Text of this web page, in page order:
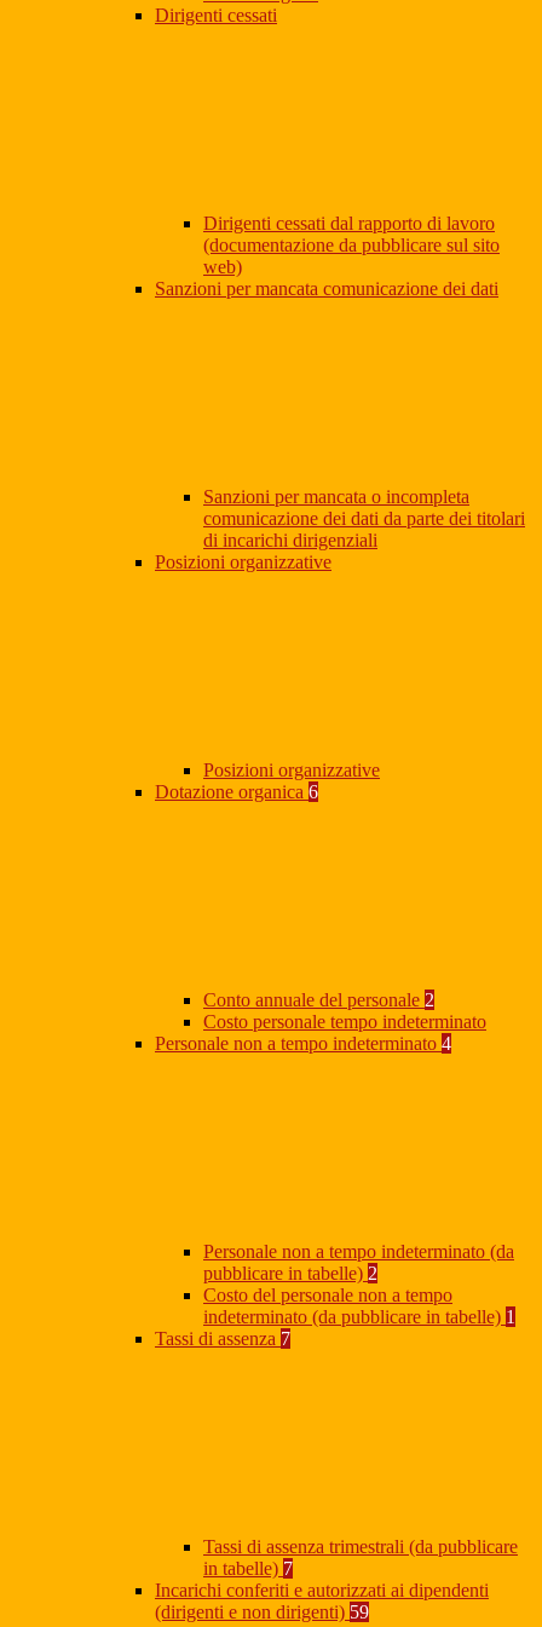
Dirigenti cessati
Dirigenti cessati dal rapporto di lavoro
(documentazione da pubblicare sul sito
web)
Sanzioni per mancata comunicazione dei dati
Sanzioni per mancata o incompleta
comunicazione dei dati da parte dei titolari
di incarichi dirigenziali
Posizioni organizzative
Posizioni organizzative
Dotazione organica 6
Conto annuale del personale 2
Costo personale tempo indeterminato
Personale non a tempo indeterminato 4
Personale non a tempo indeterminato (da
pubblicare in tabelle) 2
Costo del personale non a tempo
indeterminato (da pubblicare in tabelle) 1
Tassi di assenza 7
Tassi di assenza trimestrali (da pubblicare
in tabelle) 7
Incarichi conferiti e autorizzati ai dipendenti
(dirigenti e non dirigenti) 59